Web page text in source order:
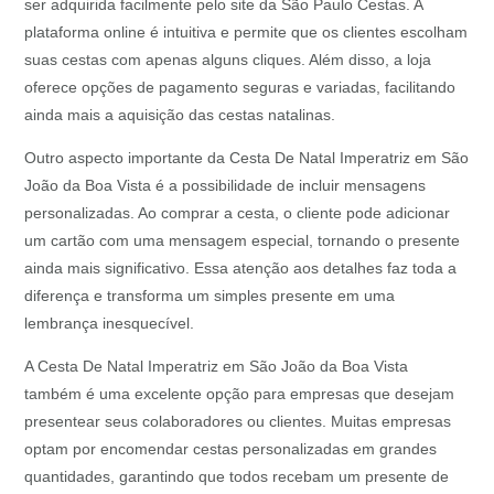
ser adquirida facilmente pelo site da São Paulo Cestas. A
plataforma online é intuitiva e permite que os clientes escolham
suas cestas com apenas alguns cliques. Além disso, a loja
oferece opções de pagamento seguras e variadas, facilitando
ainda mais a aquisição das cestas natalinas.
Outro aspecto importante da Cesta De Natal Imperatriz em São
João da Boa Vista é a possibilidade de incluir mensagens
personalizadas. Ao comprar a cesta, o cliente pode adicionar
um cartão com uma mensagem especial, tornando o presente
ainda mais significativo. Essa atenção aos detalhes faz toda a
diferença e transforma um simples presente em uma
lembrança inesquecível.
A Cesta De Natal Imperatriz em São João da Boa Vista
também é uma excelente opção para empresas que desejam
presentear seus colaboradores ou clientes. Muitas empresas
optam por encomendar cestas personalizadas em grandes
quantidades, garantindo que todos recebam um presente de